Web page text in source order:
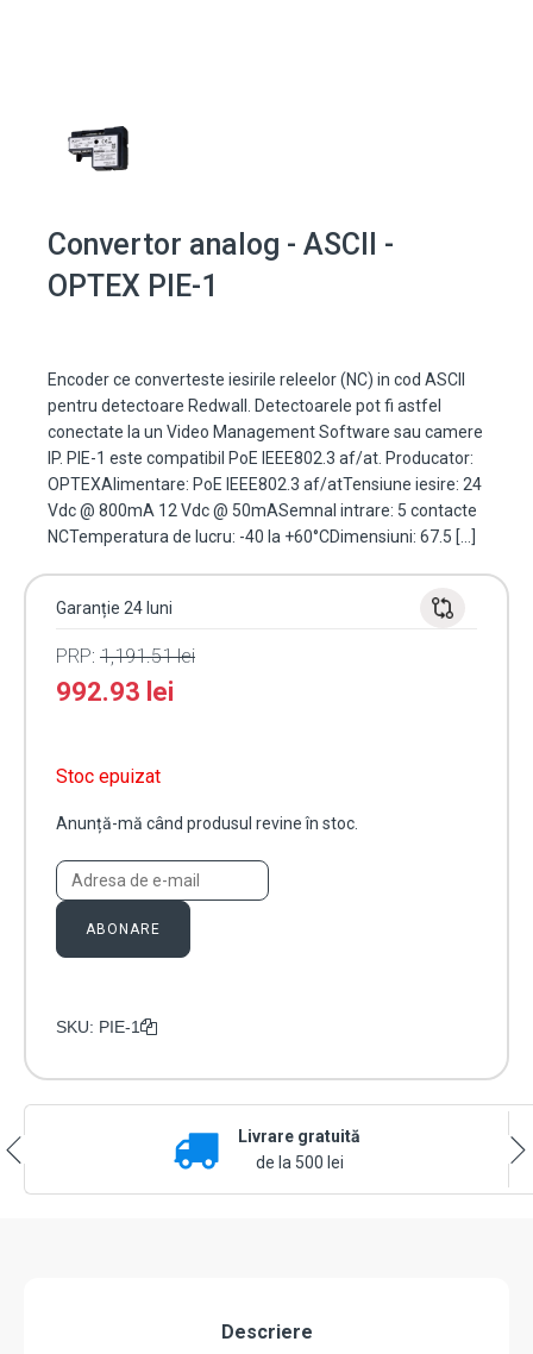
Convertor analog - ASCII -
OPTEX PIE-1
Encoder ce converteste iesirile releelor (NC) in cod ASCII
pentru detectoare Redwall. Detectoarele pot fi astfel
conectate la un Video Management Software sau camere
IP. PIE-1 este compatibil PoE IEEE802.3 af/at. Producator:
OPTEXAlimentare: PoE IEEE802.3 af/atTensiune iesire: 24
Vdc @ 800mA 12 Vdc @ 50mASemnal intrare: 5 contacte
NCTemperatura de lucru: -40 la +60°CDimensiuni: 67.5 […]
Garanție 24 luni
PRP: 1,191.51lei
992.93 lei
Stoc epuizat
Anunță-mă când produsul revine în stoc.
ABONARE
SKU: PIE-1
Livrare gratuită
de la 500 lei
Descriere